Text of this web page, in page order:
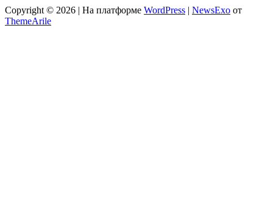
Copyright © 2026 | На платформе WordPress NewsExo от
ThemeArile